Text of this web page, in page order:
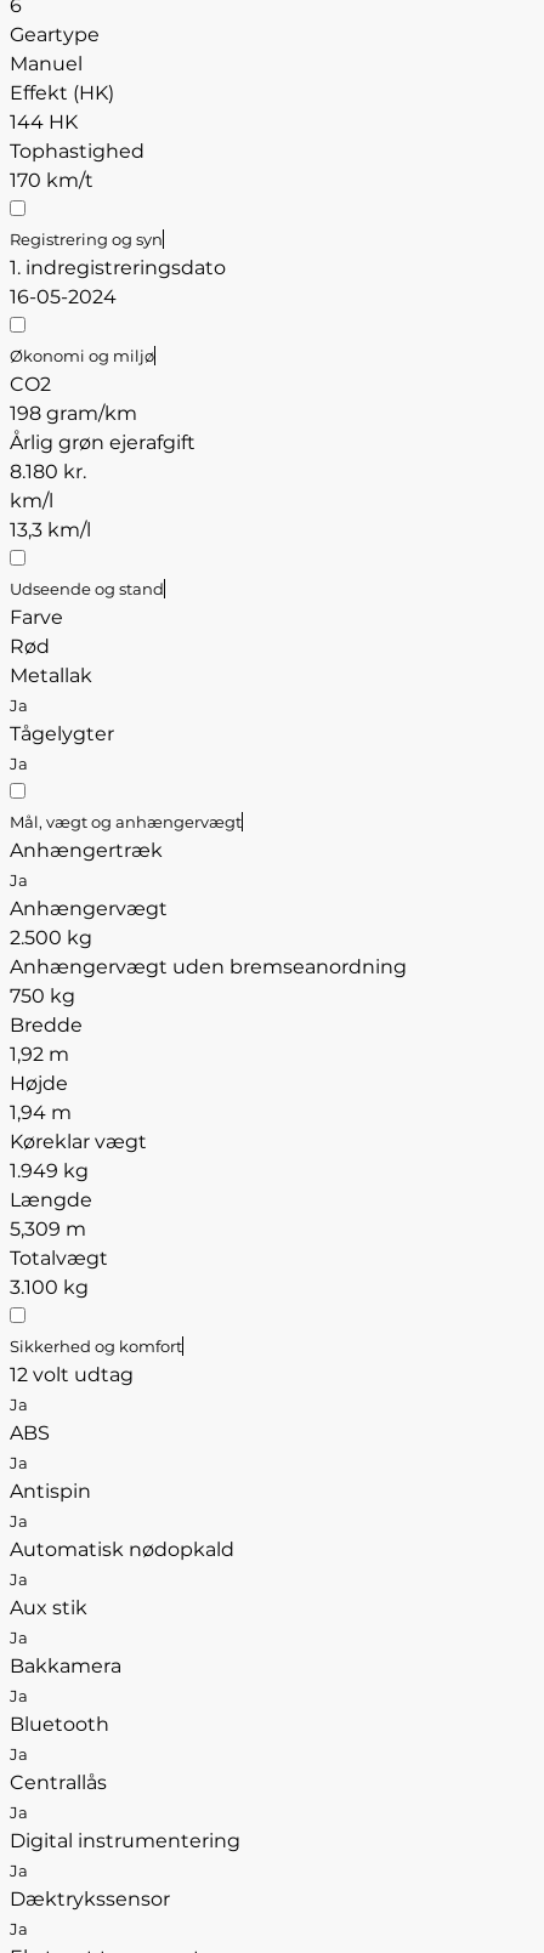
6
Geartype
Manuel
Effekt (HK)
144 HK
Tophastighed
170 km/t
Registrering og syn
1. indregistreringsdato
16-05-2024
Økonomi og miljø
CO2
198 gram/km
Årlig grøn ejerafgift
8.180 kr.
km/l
13,3 km/l
Udseende og stand
Farve
Rød
Metallak
Ja
Tågelygter
Ja
Mål, vægt og anhængervægt
Anhængertræk
Ja
Anhængervægt
2.500 kg
Anhængervægt uden bremseanordning
750 kg
Bredde
1,92 m
Højde
1,94 m
Køreklar vægt
1.949 kg
Længde
5,309 m
Totalvægt
3.100 kg
Sikkerhed og komfort
12 volt udtag
Ja
ABS
Ja
Antispin
Ja
Automatisk nødopkald
Ja
Aux stik
Ja
Bakkamera
Ja
Bluetooth
Ja
Centrallås
Ja
Digital instrumentering
Ja
Dæktrykssensor
Ja